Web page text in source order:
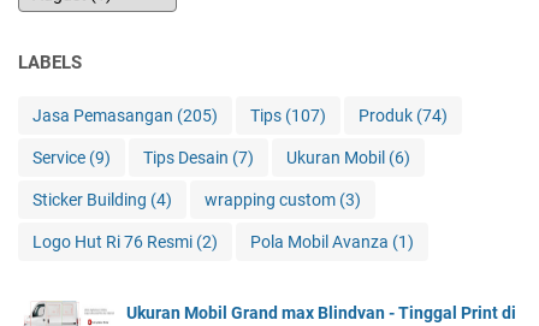
LABELS
Jasa Pemasangan (205) Tips (107) Produk (74)
Service (9) Tips Desain (7) Ukuran Mobil (6)
Sticker Building (4) wrapping custom (3)
Logo Hut Ri 76 Resmi (2) Pola Mobil Avanza (1)
Ukuran Mobil Grand max Blindvan - Tinggal Print di